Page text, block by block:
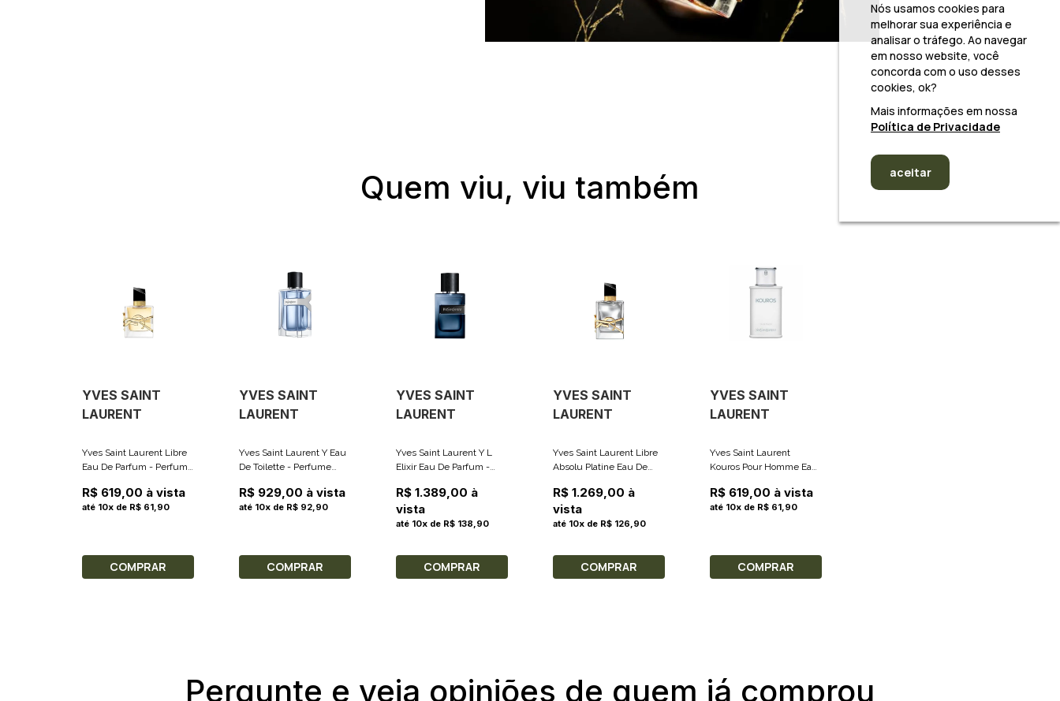
Quem viu, viu também
YVES SAINT
LAURENT
Yves Saint Laurent Libre
Eau De Parfum - Perfume
R$ 619,00 à vista
até 10x de R$ 61,90
COMPRAR
YVES SAINT
LAURENT
Yves Saint Laurent Y Eau
De Toilette - Perfume
R$ 929,00 à vista
até 10x de R$ 92,90
COMPRAR
YVES SAINT
LAURENT
Yves Saint Laurent Y L
Elixir Eau De Parfum -
R$ 1.389,00 à
vista
até 10x de R$ 138,90
COMPRAR
YVES SAINT
LAURENT
Yves Saint Laurent Libre
Absolu Platine Eau De
Feminino 50ml
R$ 1.269,00 à
vista
até 10x de R$ 126,90
COMPRAR
YVES SAINT
LAURENT
Yves Saint Laurent
Kouros Pour Homme Eau
R$ 619,00 à vista
até 10x de R$ 61,90
COMPRAR
Pergunte e veja opiniões de quem já comprou
Nós usamos cookies para
melhorar sua experiência e
analisar o tráfego. Ao navegar
em nosso website, você
concorda com o uso desses
cookies, ok?
Mais informações em nossa
Política de Privacidade
aceitar